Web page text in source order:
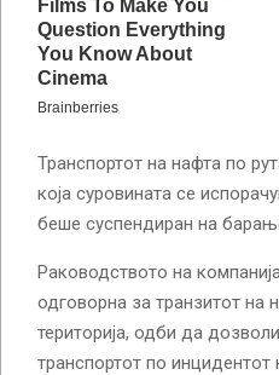
Транспортот на нафта по
која суровината се
беше суспендиран на
Раководството на
одговорна за транзитот на
територија, одби да
транспортот по инцидентот